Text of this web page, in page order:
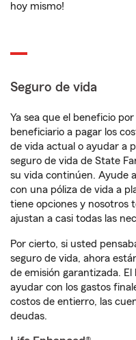
hoy mismo!
Seguro de vida
Ya sea que el beneficio
beneficiario a pagar los
de vida actual o ayudar a
seguro de vida de State
su vida continúen. Ayude
con una póliza de vida a
tiene opciones y nosotros
ajustan a casi todas las
Por cierto, si usted
seguro de vida, ahora
de emisión garantizada.
ayudar con los gastos
costos de entierro, las
deudas.